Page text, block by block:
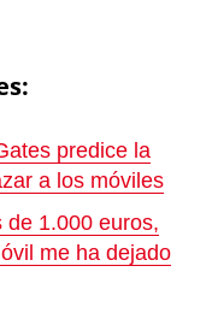
predice la
a los móviles
de 1.000 euros,
me ha dejado